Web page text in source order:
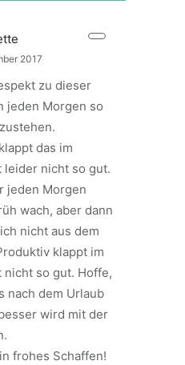
2017
zu dieser
jeden Morgen so
das im
leider nicht so gut.
jeden Morgen
wach, aber dann
nicht aus dem
klappt im
nicht so gut. Hoffe,
nach dem Urlaub
wird mit der
frohes Schaffen!